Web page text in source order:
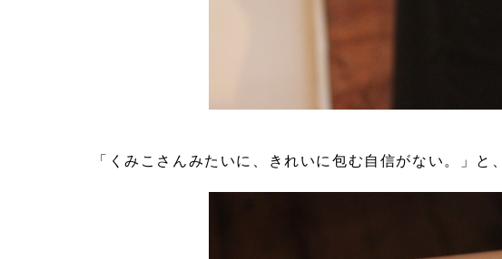
「くみこさんみたいに、きれいに包む自信がない。」と